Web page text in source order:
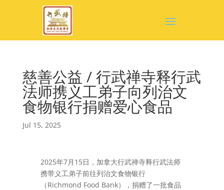
慈善公益 / 行武禅寺释行武
法师携义工弟子向列治文
食物银行捐赠爱心食品
Jul 15, 2025
2025年7月15日，加拿大行武禅寺释行武法师
携带义工弟子前往列治文食物银行
（Richmond Food Bank），捐赠了一批食品